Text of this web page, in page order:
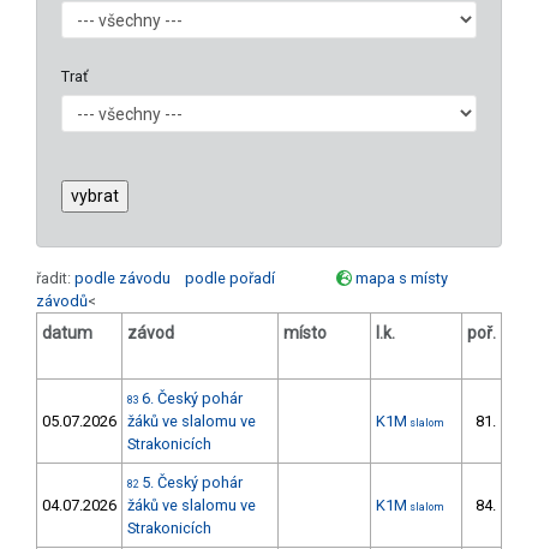
Trať
řadit: podle závodu podle pořadí
mapa s místy
závodů<
datum závod místo l.k. poř.
05.07.2026
83 6. Český pohár
žáků ve slalomu ve
Strakonicích
K1M slalom 81.
04.07.2026
82 5. Český pohár
žáků ve slalomu ve
Strakonicích
K1M slalom 84.